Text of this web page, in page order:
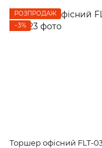
РОЗПРОДАЖ
−3%
Торшер офісний FLT-